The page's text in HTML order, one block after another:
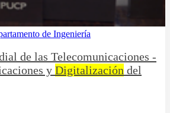
de Ingeniería
de las Telecomunicaciones -
y Digitalización del